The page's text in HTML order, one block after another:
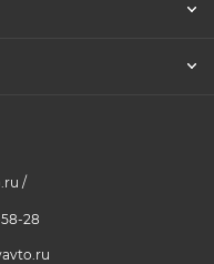
/
58-28